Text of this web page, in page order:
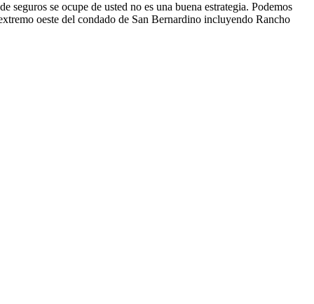
seguros se ocupe de usted no es una buena estrategia. Podemos
oeste del condado de San Bernardino incluyendo Rancho